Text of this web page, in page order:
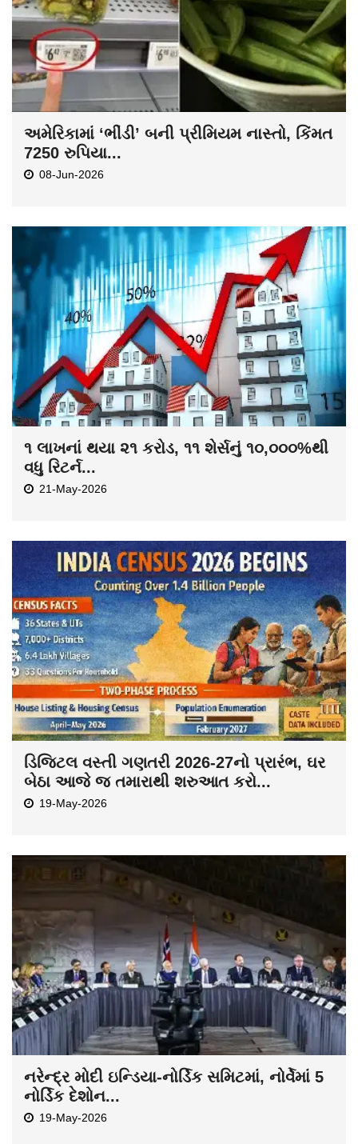
અમેરિકામાં ‘ભીંડી’ બની પ્રીમિયમ નાસ્તો, કિંમત
7250 રુપિયા...
08-Jun-2026
૧ લાખનાં થયા ૨૧ કરોડ, ૧૧ શેર્સનું ૧૦,૦૦૦%થી
વધુ રિટર્ન...
21-May-2026
ડિજિટલ વસ્તી ગણતરી 2026-27નો પ્રારંભ, ઘર
બેઠા આજે જ તમારાથી શરુઆત કરો...
19-May-2026
નરેન્દ્ર મોદી ઇન્ડિયા-નોર્ડિક સમિટમાં, નોર્વેમાં 5
નોર્ડિક દેશોન...
19-May-2026